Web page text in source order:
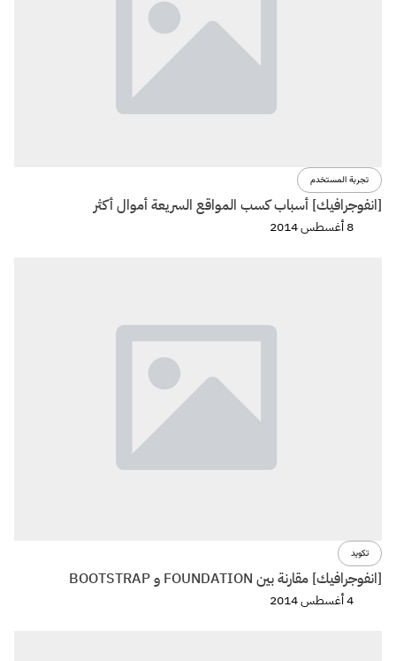
تجربة المستخدم
[انفوجرافيك] أسباب كسب المواقع السريعة أموال أكثر
8 أغسطس 2014
تكويد
[انفوجرافيك] مقارنة بين FOUNDATION و BOOTSTRAP
4 أغسطس 2014